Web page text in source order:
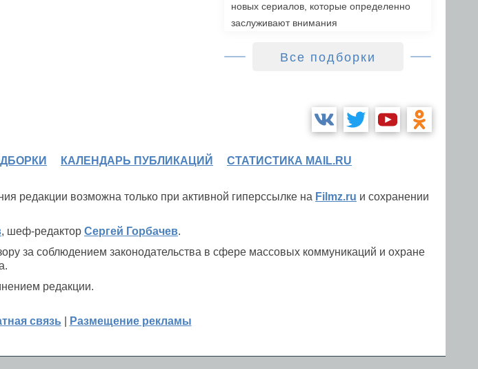
новых сериалов, которые определенно
заслуживают внимания
Все подборки
КАЛЕНДАРЬ ПУБЛИКАЦИЙ СТАТИСТИКА MAIL.RU
редакции возможна только при активной гиперссылке на Filmz.ru и сохранении
, шеф-редактор Сергей Горбачев.
за соблюдением законодательства в сфере массовых коммуникаций и охране
редакции.
связь Размещение рекламы